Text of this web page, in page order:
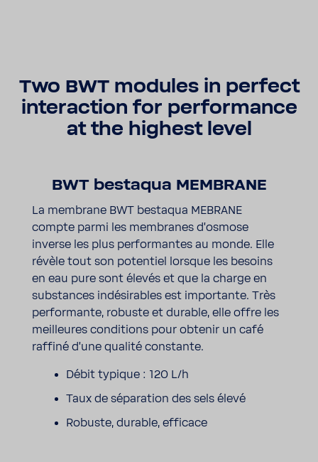
Two BWT modules in perfect
inter­ac­tion for perfor­mance
at the highest level
BWT bestaqua MEMBRANE
La membrane BWT bestaqua MEBRANE
compte parmi les membranes d’os­mose
inverse les plus perfor­mantes au monde. Elle
révèle tout son poten­tiel lorsque les besoins
en eau pure sont élevés et que la charge en
substances indé­si­rables est impor­tante. Très
perfor­mante, robuste et durable, elle offre les
meilleures condi­tions pour obtenir un café
raffiné d’une qualité constante.
Débit typique : 120 L/h
Taux de sépa­ra­tion des sels élevé
Robuste, durable, effi­cace